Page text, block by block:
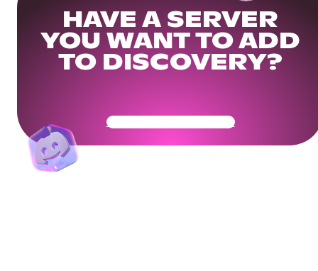
HAVE A SERVER
YOU WANT TO ADD
TO DISCOVERY?
Get Your Community Ready